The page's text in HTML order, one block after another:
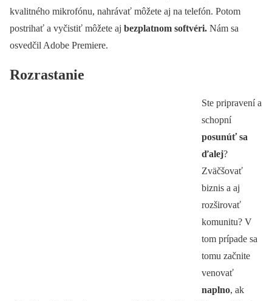
kvalitného mikrofónu, nahrávať môžete aj na telefón. Potom
postrihať a vyčistiť môžete aj bezplatnom softvéri. Nám sa
osvedčil Adobe Premiere.
Rozrastanie
Ste pripravení a
schopní
posunúť sa
ďalej?
Zväčšovať
biznis a aj
rozširovať
komunitu? V
tom prípade sa
tomu začnite
venovať
naplno, ak